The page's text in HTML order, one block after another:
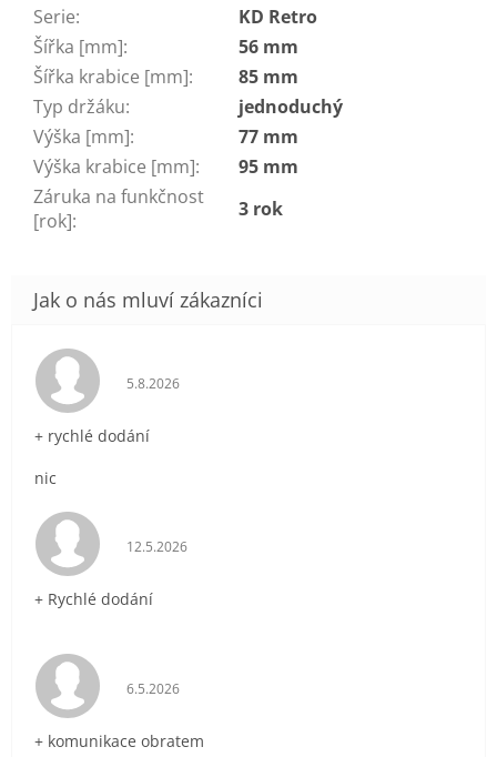
Serie:
KD Retro
Šířka [mm]:
56 mm
Šířka krabice [mm]:
85 mm
Typ držáku:
jednoduchý
Výška [mm]:
77 mm
Výška krabice [mm]:
95 mm
Záruka na funkčnost
[rok]: 3 rok
Hodnocení obchodu je 5 z 5 hvězdiček.
5.8.2026
+ rychlé dodání
nic
Hodnocení obchodu je 5 z 5 hvězdiček.
12.5.2026
+ Rychlé dodání
Hodnocení obchodu je 5 z 5 hvězdiček.
6.5.2026
+ komunikace obratem